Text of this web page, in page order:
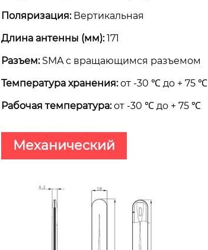
Поляризация:Вертикальная
Длина антенны (мм):171
Разъем:SMA с вращающимся разъемом
Температура хранения:от -30 ℃ до + 75 ℃
Рабочая температура:от -30 ℃ до + 75 ℃
Механический